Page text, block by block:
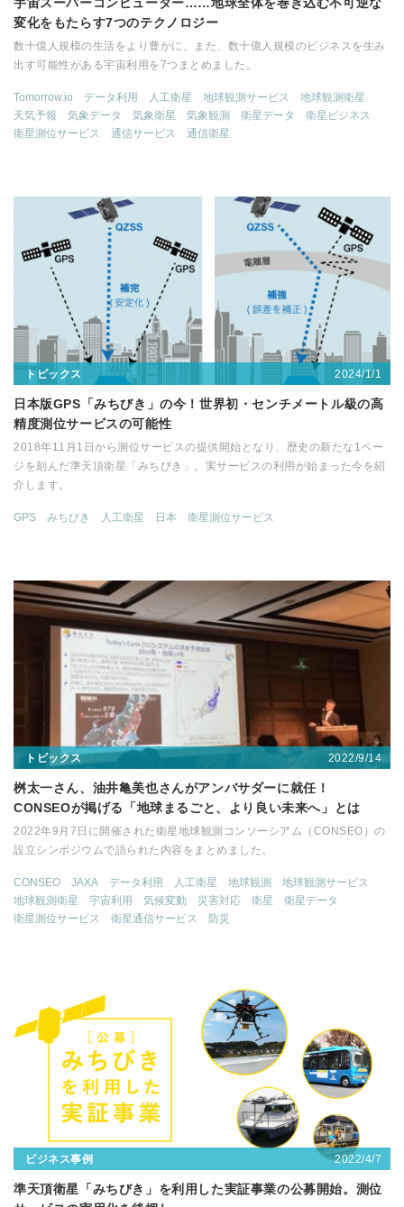
変化をもたらす7つのテクノロジー
数十億人規模の生活をより豊かに、また、数十億人規模のビジネスを生み
出す可能性がある宇宙利用を7つまとめました。
Tomorrow.io データ利用 人工衛星 地球観測サービス
地球観測衛星
天気予報
気象データ 気象衛星 気象観測 衛星データ
衛星ビジネス
衛星測位サービス
通信サービス 通信衛星
トピックス 2024/1/1
日本版GPS「みちびき」の今！世界初・センチメートル級の高
精度測位サービスの可能性
2018年11月1日から測位サービスの提供開始となり、歴史の新たな1ペー
ジを刻んだ準天頂衛星「みちびき」。実サービスの利用が始まった今を紹
介します。
GPS みちびき 人工衛星 日本 衛星測位サービス
トピックス 2022/9/14
桝太一さん、油井亀美也さんがアンバサダーに就任！
CONSEOが掲げる「地球まるごと、より良い未来へ」とは
2022年9月7日に開催された衛星地球観測コンソーシアム（CONSEO）の
設立シンポジウムで語られた内容をまとめました。
CONSEO JAXA データ利用 人工衛星 地球観測
地球観測サービス
地球観測衛星
宇宙利用 気候変動 災害対応 衛星
衛星データ
衛星測位サービス
衛星通信サービス 防災
ビジネス事例 2022/4/7
準天頂衛星「みちびき」を利用した実証事業の公募開始。測位